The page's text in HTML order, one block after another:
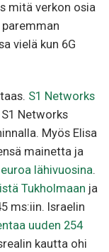
mitä verkon osia
vielä kun 6G
S1 Networks
Networks
Myös Elisa
mainetta ja
lähivuosina.
Tukholmaan ja
ms:iin. Israelin
uuden 254
kautta ohi